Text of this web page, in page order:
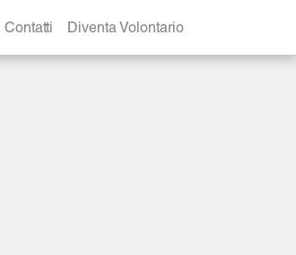
Contatti Diventa Volontario